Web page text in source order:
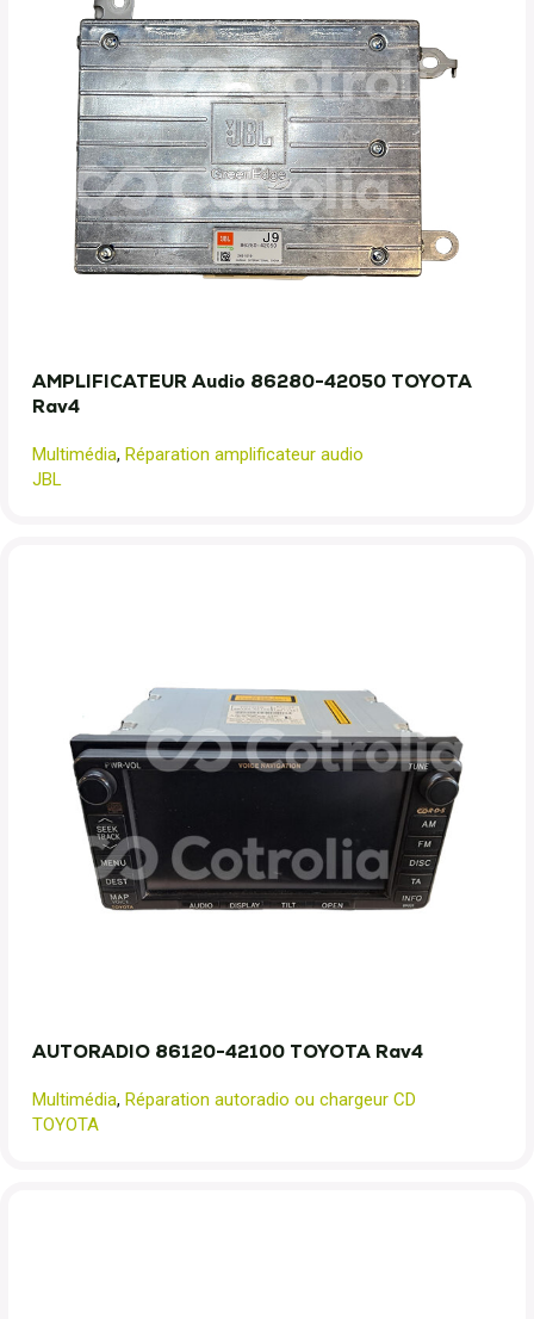
AMPLIFICATEUR Audio 86280-42050 TOYOTA
Rav4
Multimédia, Réparation amplificateur audio
JBL
AUTORADIO 86120-42100 TOYOTA Rav4
Multimédia, Réparation autoradio ou chargeur CD
TOYOTA